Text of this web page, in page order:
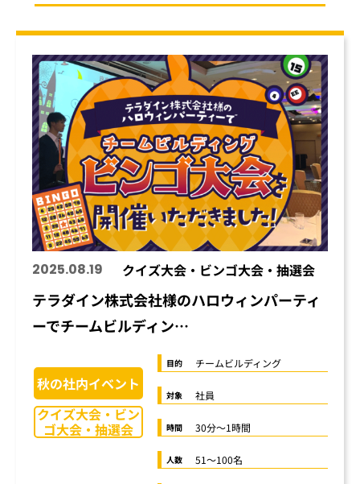
2025.08.19 クイズ大会・ビンゴ大会・抽選会
テラダイン株式会社様のハロウィンパーティ
ーでチームビルディン…
秋の社内イベント
クイズ大会・ビン
ゴ大会・抽選会
目的 チームビルディング
対象 社員
時間 30分〜1時間
人数 51〜100名